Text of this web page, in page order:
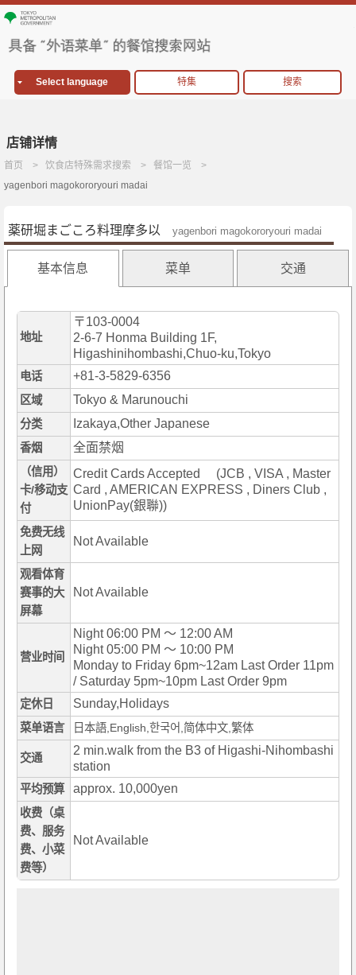
Select language 特集 搜索
店铺详情
首页 饮食店特殊需求搜索
餐馆一览
yagenbori magokororyouri madai
薬研堀まごころ料理摩多以 yagenbori magokororyouri madai
基本信息 菜单 交通
地址
〒103-0004
2-6-7 Honma Building 1F,
Higashinihombashi,Chuo-ku,Tokyo
电话 +81-3-5829-6356
区域 Tokyo & Marunouchi
分类 Izakaya,Other Japanese
香烟 全面禁烟
（信用）
卡/移动支
付
Credit Cards Accepted (JCB , VISA , Master
Card , AMERICAN EXPRESS , Diners Club ,
UnionPay(銀聯))
免费无线
上网
Not Available
观看体育
赛事的大
屏幕
Not Available
营业时间
Night 06:00 PM ～ 12:00 AM
Night 05:00 PM ～ 10:00 PM
Monday to Friday 6pm~12am Last Order 11pm
/ Saturday 5pm~10pm Last Order 9pm
定休日 Sunday,Holidays
菜单语言 日本語,English,한국어,简体中文,繁体
交通
2 min.walk from the B3 of Higashi-Nihombashi
station
平均预算 approx. 10,000yen
收费（桌
费、服务
费、小菜
费等）
Not Available